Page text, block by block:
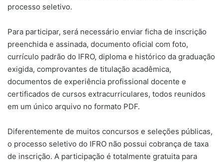
processo seletivo.
Para participar, será necessário enviar ficha de inscrição
preenchida e assinada, documento oficial com foto,
currículo padrão do IFRO, diploma e histórico da graduação
exigida, comprovantes de titulação acadêmica,
documentos de experiência profissional docente e
certificados de cursos extracurriculares, todos reunidos
em um único arquivo no formato PDF.
Diferentemente de muitos concursos e seleções públicas,
o processo seletivo do IFRO não possui cobrança de taxa
de inscrição. A participação é totalmente gratuita para